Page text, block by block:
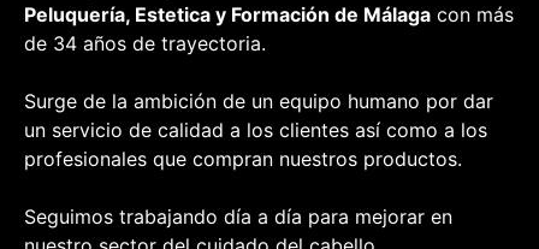
Peluquería, Estetica y Formación de Málaga con más
de 34 años de trayectoria.
Surge de la ambición de un equipo humano por dar
un servicio de calidad a los clientes así como a los
profesionales que compran nuestros productos.
Seguimos trabajando día a día para mejorar en